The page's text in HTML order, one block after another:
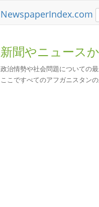
NewspaperIndex.com
新聞やニュース
政治情勢や社会問題についての
ここですべてのアフガニスタン